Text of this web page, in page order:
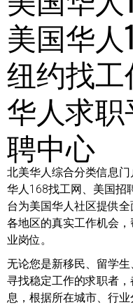
美国华人
纽约找工
华人求
聘中心
北美华人综合分类信息
华人168找工网、美国招
台为美国华人社区提供
各地区的真实工作机会
业岗位。
无论您是新移民、留学
寻找稳定工作的求职者
息，根据所在城市、行